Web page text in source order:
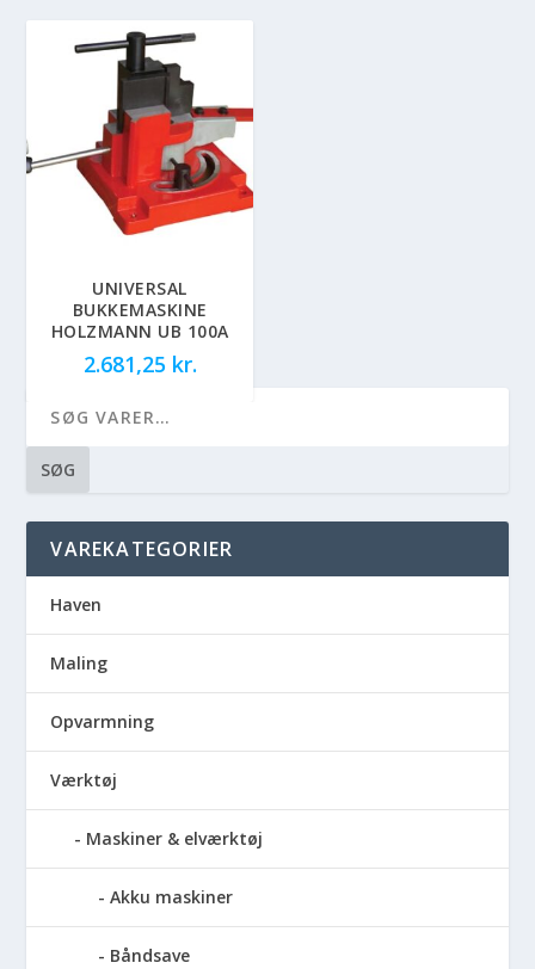
UNIVERSAL
BUKKEMASKINE
HOLZMANN UB 100A
2.681,25 kr.
SØG
VAREKATEGORIER
Haven
Maling
Opvarmning
Værktøj
Maskiner & elværktøj
Akku maskiner
Båndsave